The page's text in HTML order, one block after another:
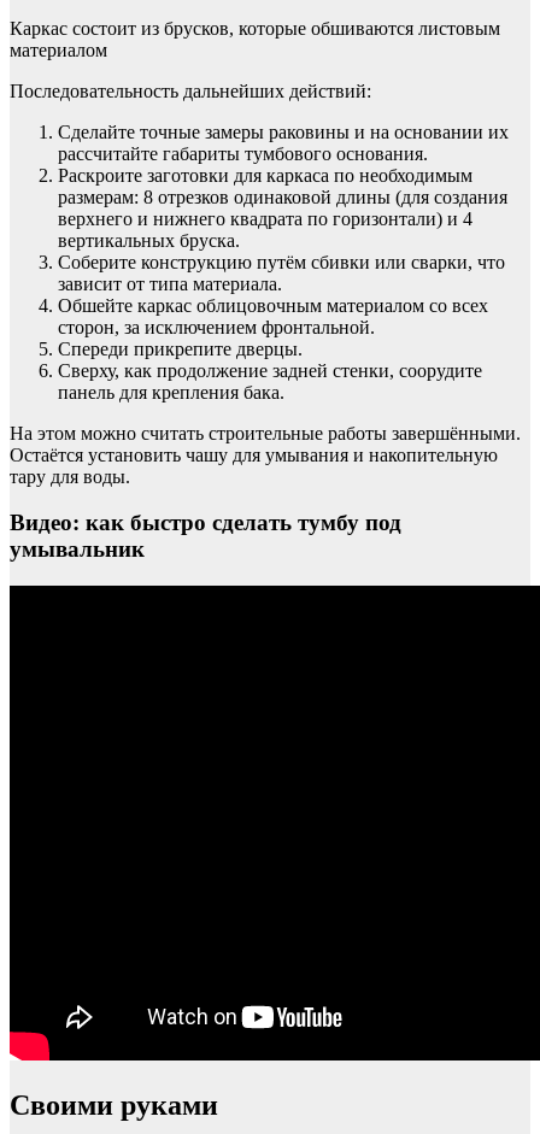
Каркас состоит из брусков, которые обшиваются листовым
материалом
Последовательность дальнейших действий:
Сделайте точные замеры раковины и на основании их
рассчитайте габариты тумбового основания.
Раскроите заготовки для каркаса по необходимым
размерам: 8 отрезков одинаковой длины (для создания
верхнего и нижнего квадрата по горизонтали) и 4
вертикальных бруска.
Соберите конструкцию путём сбивки или сварки, что
зависит от типа материала.
Обшейте каркас облицовочным материалом со всех
сторон, за исключением фронтальной.
Спереди прикрепите дверцы.
Сверху, как продолжение задней стенки, соорудите
панель для крепления бака.
На этом можно считать строительные работы завершёнными.
Остаётся установить чашу для умывания и накопительную
тару для воды.
Видео: как быстро сделать тумбу под
умывальник
Своими руками